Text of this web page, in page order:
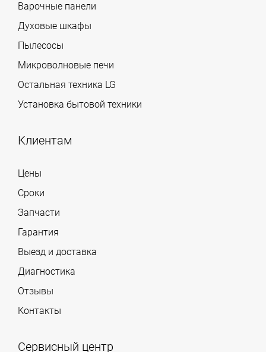
Варочные панели
Духовые шкафы
Пылесосы
Микроволновые печи
Остальная техника LG
Установка бытовой техники
Клиентам
Цены
Сроки
Запчасти
Гарантия
Выезд и доставка
Диагностика
Отзывы
Контакты
Сервисный центр